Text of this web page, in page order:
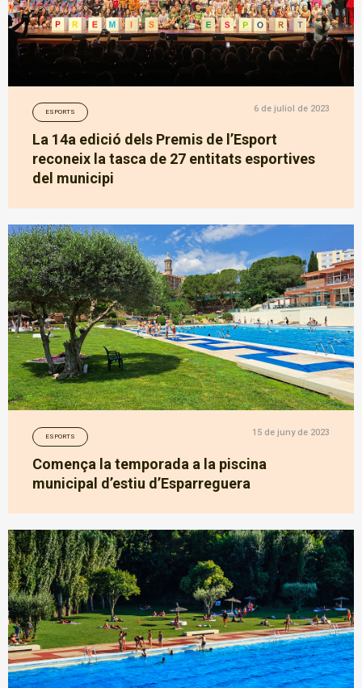
ESPORTS 6 de juliol de 2023
La 14a edició dels Premis de l’Esport
reconeix la tasca de 27 entitats esportives
del municipi
ESPORTS 15 de juny de 2023
Comença la temporada a la piscina
municipal d’estiu d’Esparreguera